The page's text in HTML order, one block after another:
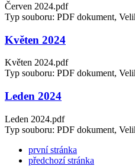
Červen 2024.pdf
Typ souboru: PDF dokument,
Květen 2024
Květen 2024.pdf
Typ souboru: PDF dokument,
Leden 2024
Leden 2024.pdf
Typ souboru: PDF dokument,
první stránka
předchozí stránka